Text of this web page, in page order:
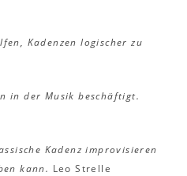
Kadenzen logischer zu
in der Musik beschäftigt.
Kadenz improvisieren
kann. Leo Strelle